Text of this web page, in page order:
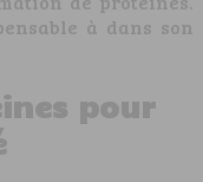
à dans son
pour